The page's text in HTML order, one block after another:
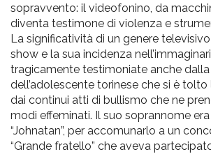
sopravvento: il videofonino, da
diventa testimone di violenza e
La significatività di un genere
show e la sua incidenza
tragicamente testimoniate anche
dell’adolescente torinese che si è
dai continui atti di bullismo che ne
modi effeminati. Il suo soprannome
“Johnatan”, per accomunarlo a un
“Grande fratello” che aveva